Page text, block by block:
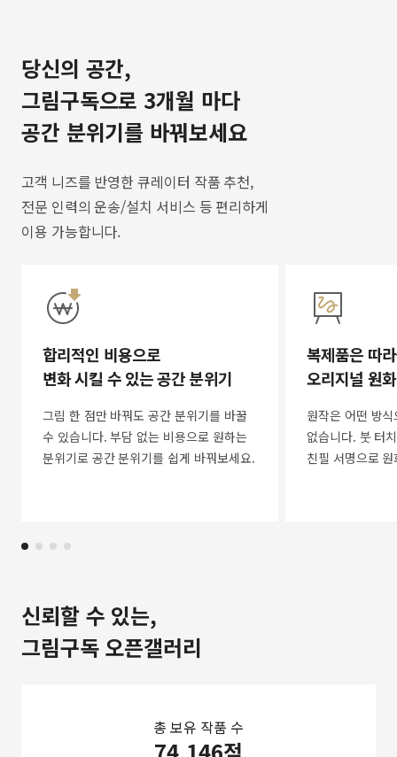
당신의 공간,
그림구독으로 3개월 마다
공간 분위기를 바꿔보세요
고객 니즈를 반영한 큐레이터 작품 추천,
전문 인력의 운송/설치 서비스 등 편리하게
이용 가능합니다.
합리적인 비용으로
변화 시킬 수 있는 공간 분위기
그림 한 점만 바꿔도 공간 분위기를 바꿀
수 있습니다. 부담 없는 비용으로 원하는
분위기로 공간 분위기를 쉽게 바꿔보세요.
복제품은 따
오리지널 원
원작은 어떤 방
없습니다. 붓 터
친필 서명으로
신뢰할 수 있는,
그림구독 오픈갤러리
총 보유 작품 수